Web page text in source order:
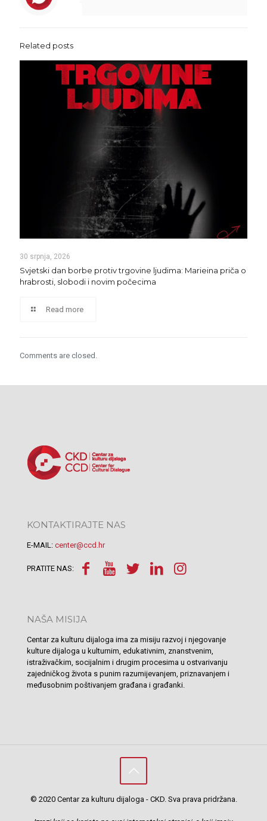
Related posts
30 srpnja, 2026
Svjetski dan borbe protiv trgovine ljudima: Marieina priča o
hrabrosti, slobodi i novim počecima
Read more
Comments are closed.
KONTAKTIRAJTE NAS
E-MAIL: center@ccd.hr
PRATITE NAS:
NAŠA MISIJA
Centar za kulturu dijaloga ima za misiju razvoj i njegovanje
kulture dijaloga u kulturnim, edukativnim, znanstvenim,
istraživačkim, socijalnim i drugim procesima u ostvarivanju
zajedničkog života s punim razumijevanjem, priznavanjem i
međusobnim poštivanjem građana i građanki.
© 2020 Centar za kulturu dijaloga - CKD. Sva prava pridržana.